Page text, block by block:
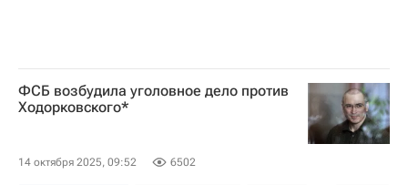
ФСБ возбудила уголовное дело против
Ходорковского*
14 октября 2025, 09:52 6502